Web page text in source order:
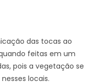
das tocas ao
feitas em um
pois a vegetação se
locais.